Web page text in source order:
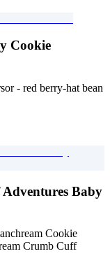
Cookie
- red berry-hat bean
Baby
Cookie
Crumb Cuff